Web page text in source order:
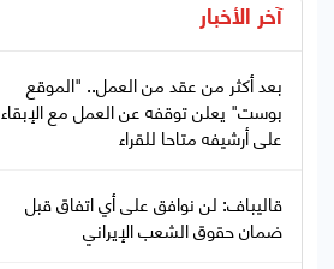
آخر الأخبار
بعد أكثر من عقد من العمل.. "الموقع
بوست" يعلن توقفه عن العمل مع الإبقاء
على أرشيفه متاحا للقراء
قاليباف: لن نوافق على أي اتفاق قبل
ضمان حقوق الشعب الإيراني